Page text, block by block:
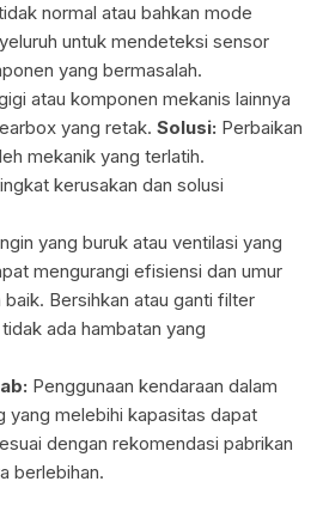
normal atau bahkan mode
untuk mendeteksi sensor
yang bermasalah.
atau komponen mekanis lainnya
yang retak. Solusi: Perbaikan
mekanik yang terlatih.
kerusakan dan solusi
yang buruk atau ventilasi yang
mengurangi efisiensi dan umur
Bersihkan atau ganti filter
ada hambatan yang
Penggunaan kendaraan dalam
melebihi kapasitas dapat
dengan rekomendasi pabrikan
berlebihan.